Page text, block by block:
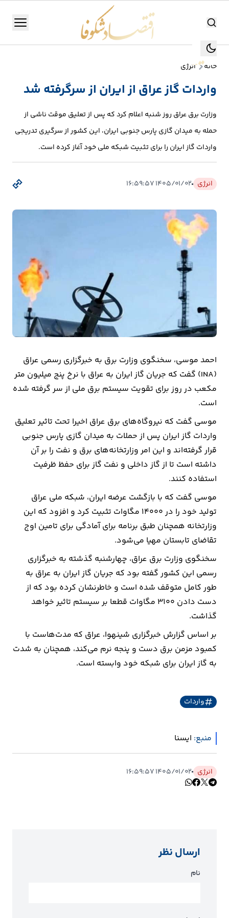
جستجو جستجو
منو
تولید
و
صنعت
بانک،
بورس
و
بیمه
اقتصاد
جهان
بازار
تجارت
کشاورزی
راه
و
مسکن
اقتصاد
ایران
ارتباطات
خودرو
عمومی
نوتیف
شناور
خانه انرژی
واردات گاز عراق از ایران از سرگرفته شد
وزارت برق عراق روز شنبه اعلام کرد که پس از تعلیق موقت ناشی از
حمله به میدان گازی پارس جنوبی ایران، این کشور از سرگیری تدریجی
واردات گاز ایران را برای تثبیت شبکه ملی خود آغاز کرده است.
انرژی ۱۴۰۵/۰۱/۰۲ ۱۶:۵۹:۵۷
احمد موسی، سخنگوی وزارت برق به خبرگزاری رسمی عراق
(INA) گفت که جریان گاز ایران به عراق با نرخ پنج میلیون متر
مکعب در روز برای تقویت سیستم برق ملی از سر گرفته شده
است.
موسی گفت که نیروگاه‌های برق عراق اخیرا تحت تاثیر تعلیق
واردات گاز ایران پس از حملات به میدان گازی پارس جنوبی
قرار گرفته‌اند و این امر وزارتخانه‌های برق و نفت را بر آن
داشته است تا از گاز داخلی و نفت گاز برای حفظ ظرفیت
استفاده کنند.
موسی گفت که با بازگشت عرضه ایران، شبکه ملی عراق
تولید خود را در ۱۴۰۰۰ مگاوات تثبیت کرد و افزود که این
وزارتخانه همچنان طبق برنامه برای آمادگی برای تامین اوج
تقاضای تابستان مهیا می‌شود.
سخنگوی وزارت برق عراق، چهارشنبه گذشته به خبرگزاری
رسمی این کشور گفته بود که جریان گاز ایران به عراق به
طور کامل متوقف شده است و خاطرنشان کرده بود که از
دست دادن ۳۱۰۰ مگاوات قطعا بر سیستم تاثیر خواهد
گذاشت.
بر اساس گزارش خبرگزاری شینهوا، عراق که مدت‌هاست با
کمبود مزمن برق دست و پنجه نرم می‌کند، همچنان به شدت
به گاز ایران برای شبکه خود وابسته است.
واردات
منبع: ايسنا
انرژی ۱۴۰۵/۰۱/۰۲ ۱۶:۵۹:۵۷
ارسال نظر
نام